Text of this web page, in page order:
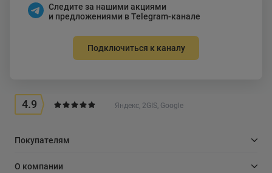
Следите за нашими акциями
и предложениями в Telegram-канале
Подключиться к каналу
4.9 Яндекс, 2GIS, Google
Покупателям
О компании